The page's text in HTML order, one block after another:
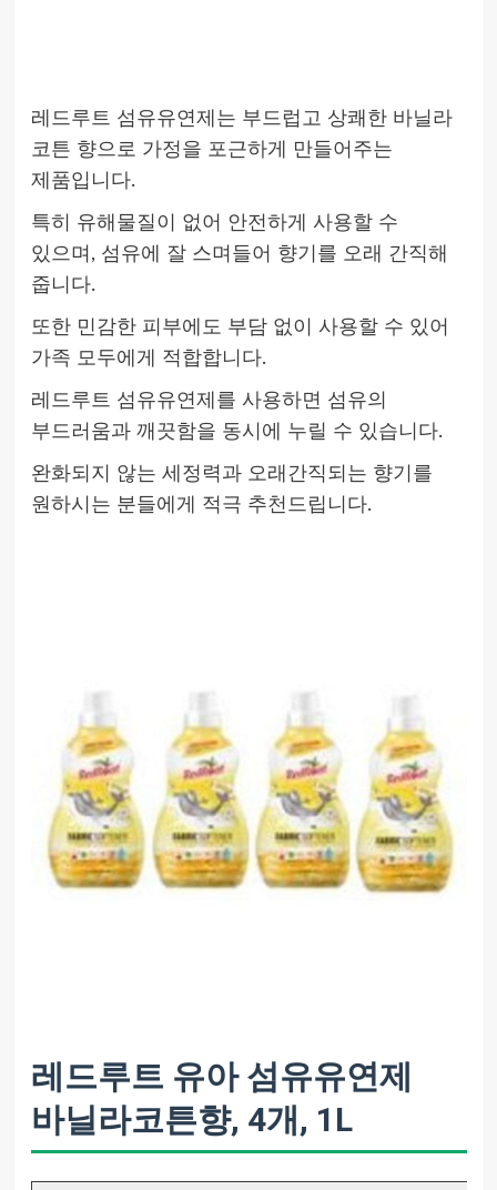
레드루트 섬유유연제는 부드럽고 상쾌한 바닐라
코튼 향으로 가정을 포근하게 만들어주는
제품입니다.
특히 유해물질이 없어 안전하게 사용할 수
있으며, 섬유에 잘 스며들어 향기를 오래 간직해
줍니다.
또한 민감한 피부에도 부담 없이 사용할 수 있어
가족 모두에게 적합합니다.
레드루트 섬유유연제를 사용하면 섬유의
부드러움과 깨끗함을 동시에 누릴 수 있습니다.
완화되지 않는 세정력과 오래간직되는 향기를
원하시는 분들에게 적극 추천드립니다.
레드루트 유아 섬유유연제
바닐라코튼향, 4개, 1L